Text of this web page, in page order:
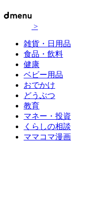
>
雑貨・日用品
食品・飲料
健康
ベビー用品
おでかけ
どうぶつ
教育
マネー・投資
くらしの相談
ママコマ漫画